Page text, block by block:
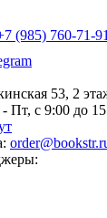
(985) 760-71-91
53, 2
Пт, с 9:00 до